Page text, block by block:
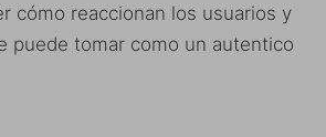
cómo reaccionan los usuarios y
puede tomar como un autentico